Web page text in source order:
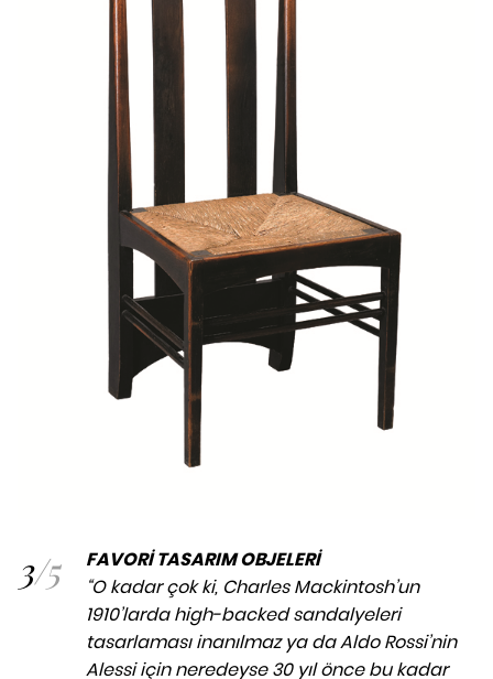
3/5
FAVORİ TASARIM OBJELERİ
“O kadar çok ki, Charles Mackintosh’un
1910’larda high-backed sandalyeleri
tasarlaması inanılmaz ya da Aldo Rossi’nin
Alessi için neredeyse 30 yıl önce bu kadar